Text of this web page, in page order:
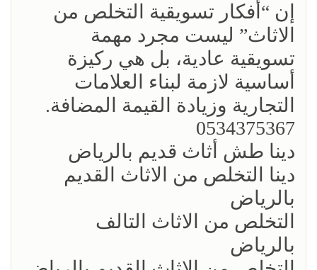
إن “أفكار تسويقية التخلص من
الاثاث” ليست مجرد مهمة
تسويقية عادية، بل هي ركيزة
أساسية لازمة لبناء العلامات
التجارية وزيادة القيمة المضافة.
0534375367
دينا طش أثاث قديم بالرياض
دينا التخلص من الاثاث القديم
بالرياض
التخلص من الاثاث التالف
بالرياض